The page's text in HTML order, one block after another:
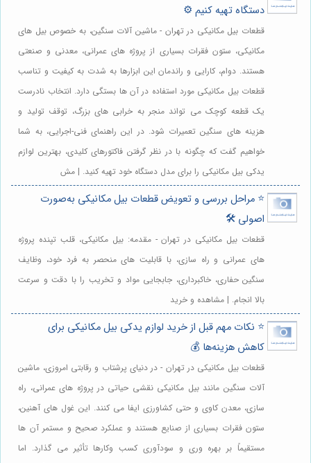
دستگاه تهیه کنیم ⚙️
قطعات بیل مکانیکی در تهران - ماشین آلات سنگین، به خصوص بیل های
مکانیکی، ستون فقرات بسیاری از پروژه های عمرانی، معدنی و صنعتی
هستند. دوام، کارایی و راندمان این ابزارها به شدت به کیفیت و تناسب
قطعات بیل مکانیکی مورد استفاده در آن ها بستگی دارد. انتخاب نادرست
یک قطعه کوچک می تواند منجر به خرابی های بزرگ، توقف تولید و
هزینه های سنگین تعمیرات شود. در این راهنمای فنی-اجرایی، به شما
خواهیم گفت که چگونه با در نظر گرفتن فاکتورهای کلیدی، بهترین لوازم
یدکی بیل مکانیکی را برای مدل دستگاه خود تهیه کنید. | مش
⭐️ مراحل بررسی و تعویض قطعات بیل مکانیکی به‌صورت
اصولی 🛠️
قطعات بیل مکانیکی در تهران - مقدمه: بیل مکانیکی، قلب تپنده پروژه
های عمرانی و راه سازی، با قابلیت های منحصر به فرد خود، وظایف
سنگین حفاری، خاکبرداری، جابجایی مواد و تخریب را با دقت و سرعت
بالا انجام. | مشاهده و خرید
⭐️ نکات مهم قبل از خرید لوازم یدکی بیل مکانیکی برای
کاهش هزینه‌ها 💰
قطعات بیل مکانیکی در تهران - در دنیای پرشتاب و رقابتی امروزی، ماشین
آلات سنگین مانند بیل مکانیکی نقشی حیاتی در پروژه های عمرانی، راه
سازی، معدن کاوی و حتی کشاورزی ایفا می کنند. این غول های آهنین،
ستون فقرات بسیاری از صنایع هستند و عملکرد صحیح و مستمر آن ها
مستقیماً بر بهره وری و سودآوری کسب وکارها تأثیر می گذارد. اما